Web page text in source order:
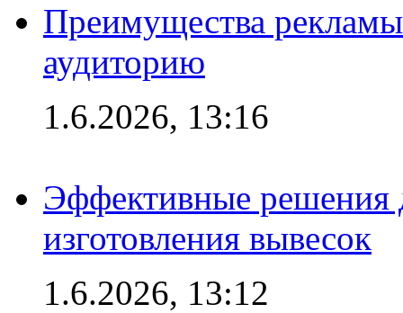
Преимущества
аудиторию
1.6.2026, 13:16
Эффективные решения
изготовления вывесок
1.6.2026, 13:12